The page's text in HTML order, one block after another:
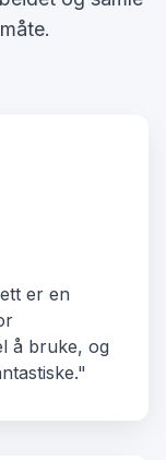
er en
å bruke, og